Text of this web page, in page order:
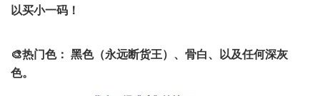
以买小一码！
🎨热门色： 黑色（永远断货王）、骨白、以及任何深灰
色。